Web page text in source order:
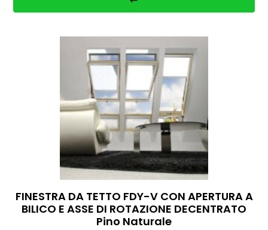
FINESTRA DA TETTO FDY-V CON APERTURA A
BILICO E ASSE DI ROTAZIONE DECENTRATO
Pino Naturale